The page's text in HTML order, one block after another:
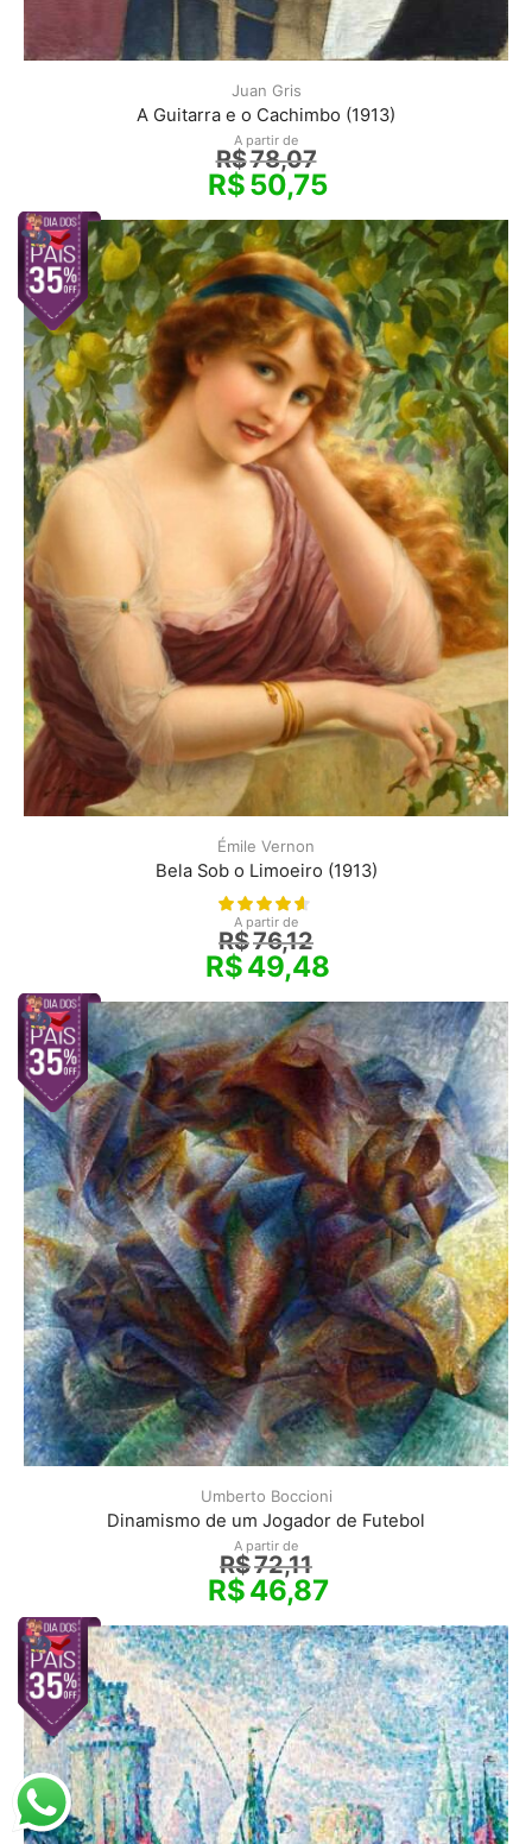
Juan Gris
A Guitarra e o Cachimbo (1913)
A partir de
R$78,07
R$50,75
Émile Vernon
Bela Sob o Limoeiro (1913)
A partir de
R$76,12
R$49,48
Umberto Boccioni
Dinamismo de um Jogador de Futebol
A partir de
R$72,11
R$46,87